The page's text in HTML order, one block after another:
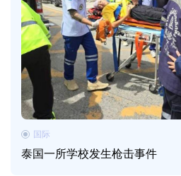
泰国一所学校发生枪击事件
国际